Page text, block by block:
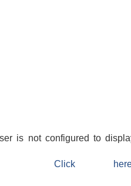
is not configured to
Click